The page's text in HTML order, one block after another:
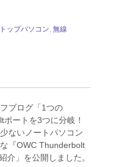
ップパソコン, 無線
ブログ「1つの
ートを3つに分岐！
ないノートパソコン
『OWC Thunderbolt
介」を公開しました。